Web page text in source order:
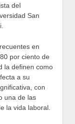
del
San
en
por ciento de
la definen como
a su
con
una de las
la vida laboral.